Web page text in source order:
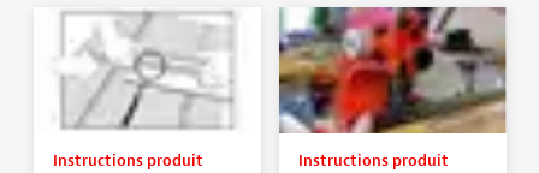
Instructions produit Instructions produit